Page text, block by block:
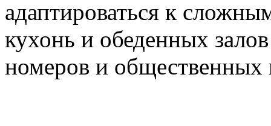
адаптироваться к
кухонь и обеденных
номеров и общественных